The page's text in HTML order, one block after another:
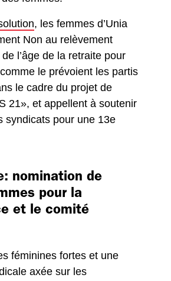
, les femmes d’Unia
Non au relèvement
l’âge de la retraite pour
le prévoient les partis
le cadre du projet de
21», et appellent à soutenir
syndicats pour une 13e
nomination de
pour la
et le comité
féminines fortes et une
axée sur les